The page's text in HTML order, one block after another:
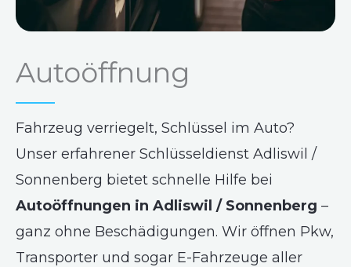
Autoöffnung
Fahrzeug verriegelt, Schlüssel im Auto?
Unser erfahrener Schlüsseldienst Adliswil /
Sonnenberg bietet schnelle Hilfe bei
Autoöffnungen in Adliswil / Sonnenberg –
ganz ohne Beschädigungen. Wir öffnen Pkw,
Transporter und sogar E-Fahrzeuge aller